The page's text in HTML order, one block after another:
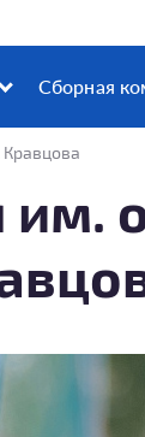
Сборная